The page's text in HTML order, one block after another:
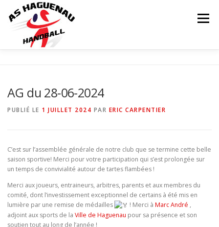
Menu
INFOS COMPLÉMENTAIRES
AG du 28-06-2024
PUBLIÉ LE 1 JUILLET 2024 PAR ERIC CARPENTIER
C’est sur l’assemblée générale de notre club que se termine cette belle
saison sportive! Merci pour votre participation qui s’est prolongée sur
un temps de convivialité autour de tartes flambées !
Merci aux joueurs, entraineurs, arbitres, parents et aux membres du
comité, dont l’investissement exceptionnel de certains à été mis en
lumière par une remise de médailles
! Merci à Marc André ,
adjoint aux sports de la Ville de Haguenau pour sa présence et son
soutien tout au long de l’année !